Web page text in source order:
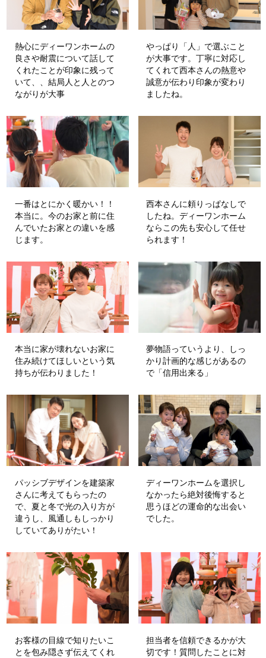
熱心にディーワンホームの
良さや耐震について話して
くれたことが印象に残って
いて、、結局人と人とのつ
ながりが大事
やっぱり「人」で選ぶこと
が大事です。丁寧に対応し
てくれて西本さんの熱意や
誠意が伝わり印象が変わり
ましたね。
一番はとにかく暖かい！！
本当に。今のお家と前に住
んでいたお家との違いを感
じます。
西本さんに頼りっぱなしで
したね。ディーワンホーム
ならこの先も安心して任せ
られます！
本当に家が壊れないお家に
住み続けてほしいという気
持ちが伝わりました！
夢物語っていうより、しっ
かり計画的な感じがあるの
で「信用出来る」
パッシブデザインを建築家
さんに考えてもらったの
で、夏と冬で光の入り方が
違うし、風通しもしっかり
していてありがたい！
ディーワンホームを選択し
なかったら絶対後悔すると
思うほどの運命的な出会い
でした。
お客様の目線で知りたいこ
とを包み隠さず伝えてくれ
担当者を信頼できるかが大
切です！質問したことに対